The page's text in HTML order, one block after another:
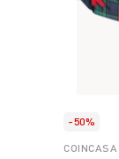
-50%
COINCASA